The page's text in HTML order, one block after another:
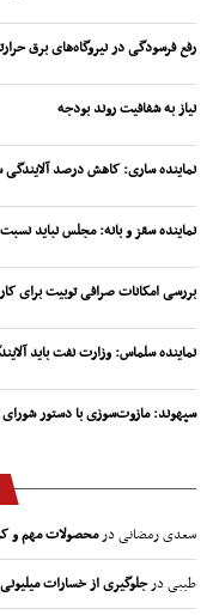
رفع فرسودگی در نیروگاه‌های برق
نیاز به شفافیت روند بودجه
نماینده ساری: کاهش درصد
نماینده سقز و بانه: مجلس نباید
بررسی امکانات صرافی توبیت برای
نماینده سلماس: وزارت نفت باید
سپهوند:‌ مازوت‌سوزی با دستور
سعدی رمضانیدرمحصولات مهم و
طیبیدرجلوگیری از خسارات